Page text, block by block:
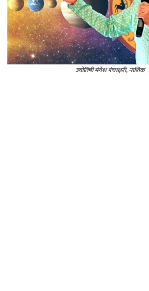
ज्योतिषी मंगेश पंचाक्षरी, नाशिक